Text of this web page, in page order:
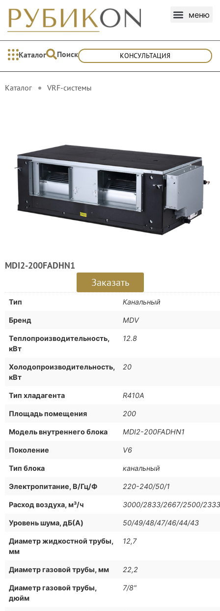
Каталог Поиск КОНСУЛЬТАЦИЯ
Каталог VRF-cистемы
MDI2-200FADHN1
Заказать
Тип Канальный
Бренд MDV
Теплопроизводительность,
кВт
12.8
Холодопроизводительность,
кВт
20
Тип хладагента R410A
Площадь помещения 200
Модель внутреннего блока MDI2-200FADHN1
Поколение V6
Тип блока канальный
Электропитание, В/Гц/Ф 220-240/50/1
Расход воздуха, м³/ч 3000/2833/2667/2500/
Уровень шума, дБ(A) 50/49/48/47/46/44/43
Диаметр жидкостной трубы,
мм
12,7
Диаметр газовой трубы, мм 22,2
Диаметр газовой трубы,
дюйм
7/8"